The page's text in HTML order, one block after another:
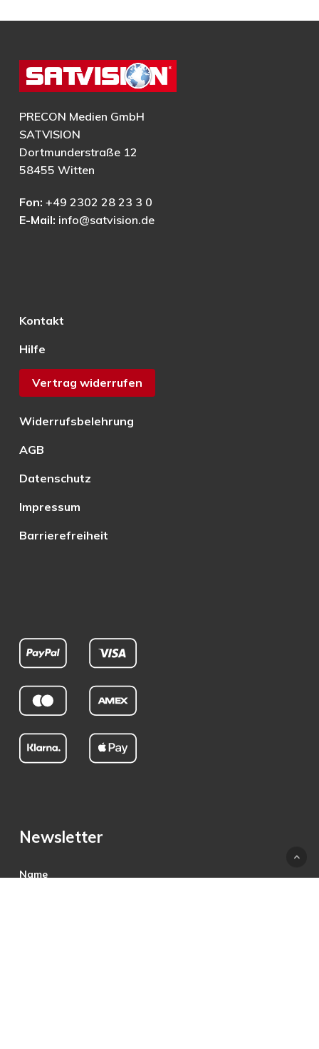
PRECON Medien GmbH
SATVISION
Dortmunderstraße 12
58455 Witten
Fon: +49 2302 28 23 3 0
E-Mail: info@satvision.de
Kontakt
Hilfe
Vertrag widerrufen
Widerrufsbelehrung
AGB
Datenschutz
Impressum
Barrierefreiheit
Newsletter
Name